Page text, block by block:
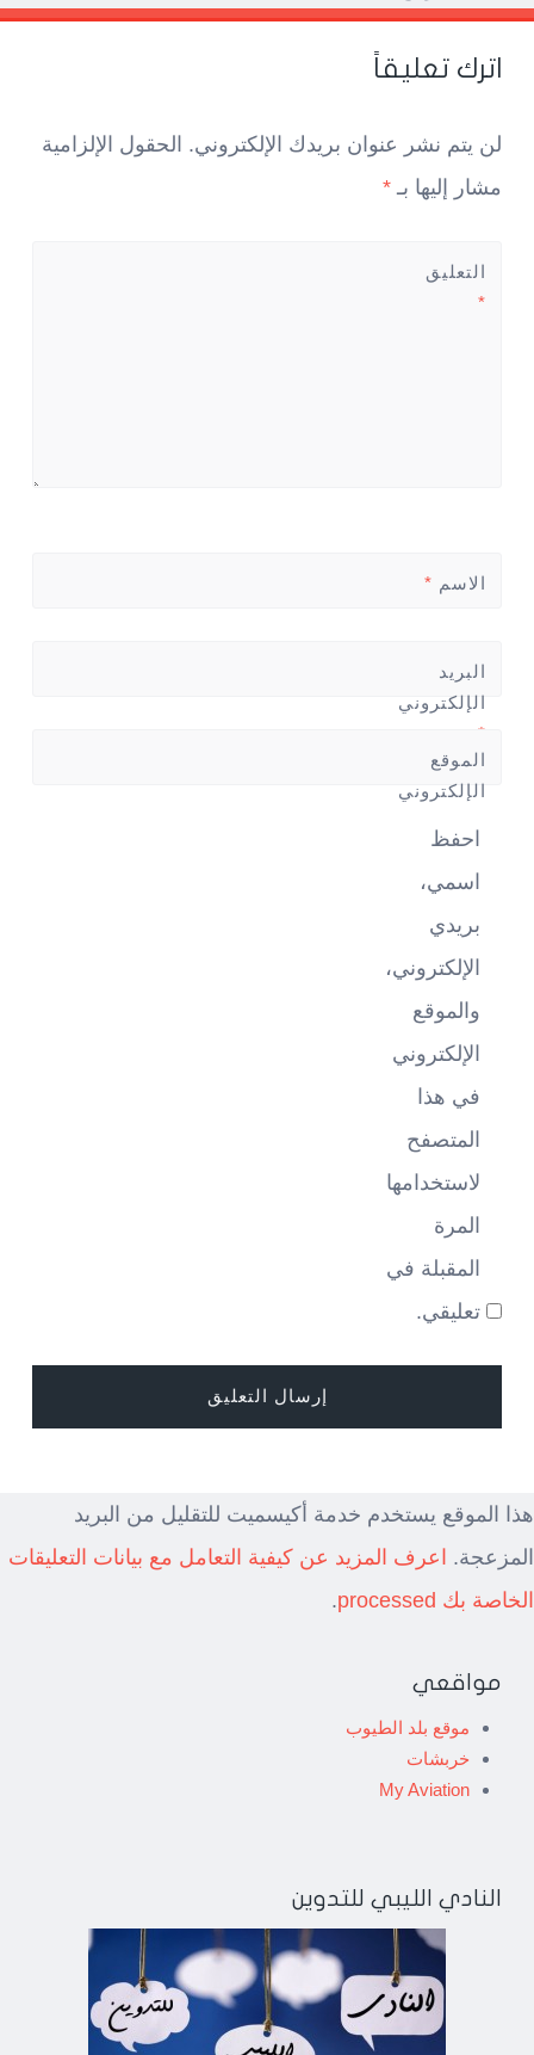
اترك تعليقاً
لن يتم نشر عنوان بريدك الإلكتروني. الحقول الإلزامية
مشار إليها بـ *
التعليق
*
الاسم *
البريد
الإلكتروني
*
الموقع
الإلكتروني
احفظ
اسمي،
بريدي
الإلكتروني،
والموقع
الإلكتروني
في هذا
المتصفح
لاستخدامها
المرة
المقبلة في
تعليقي.
هذا الموقع يستخدم خدمة أكيسميت للتقليل من البريد
المزعجة. اعرف المزيد عن كيفية التعامل مع بيانات التعليقات
الخاصة بك processed
.
مواقعي
موقع بلد الطيوب
خربشات
My Aviation
النادي الليبي للتدوين